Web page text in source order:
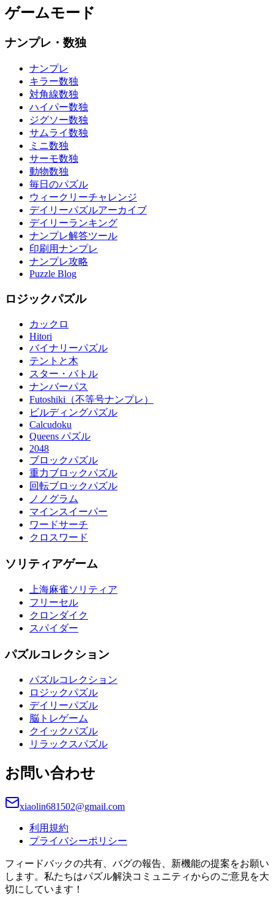
ゲームモード
ナンプレ・数独
ナンプレ
キラー数独
対角線数独
ハイパー数独
ジグソー数独
サムライ数独
ミニ数独
サーモ数独
動物数独
毎日のパズル
ウィークリーチャレンジ
デイリーパズルアーカイブ
デイリーランキング
ナンプレ解答ツール
印刷用ナンプレ
ナンプレ攻略
Puzzle Blog
ロジックパズル
カックロ
Hitori
バイナリーパズル
テントと木
スター・バトル
ナンバーパス
Futoshiki（不等号ナンプレ）
ビルディングパズル
Calcudoku
Queens パズル
2048
ブロックパズル
重力ブロックパズル
回転ブロックパズル
ノノグラム
マインスイーパー
ワードサーチ
クロスワード
ソリティアゲーム
上海麻雀ソリティア
フリーセル
クロンダイク
スパイダー
パズルコレクション
パズルコレクション
ロジックパズル
デイリーパズル
脳トレゲーム
クイックパズル
リラックスパズル
お問い合わせ
xiaolin681502@gmail.com
利用規約
プライバシーポリシー
フィードバックの共有、バグの報告、新機能の提案をお願い
します。私たちはパズル解決コミュニティからのご意見を大
切にしています！